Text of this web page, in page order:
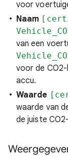
voor
Naam
van een
voor de
accu.
Waarde
waarde van
de juiste